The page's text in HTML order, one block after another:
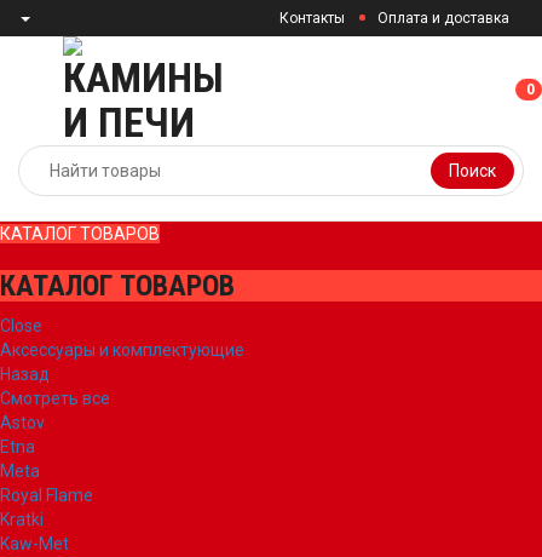
Контакты Оплата и доставка
Поиск
00
КАТАЛОГ ТОВАРОВ
КАТАЛОГ ТОВАРОВ
Close
Аксессуары и комплектующие
Назад
Смотреть все
Astov
Etna
Meta
Royal Flame
Kratki
Kaw-Met